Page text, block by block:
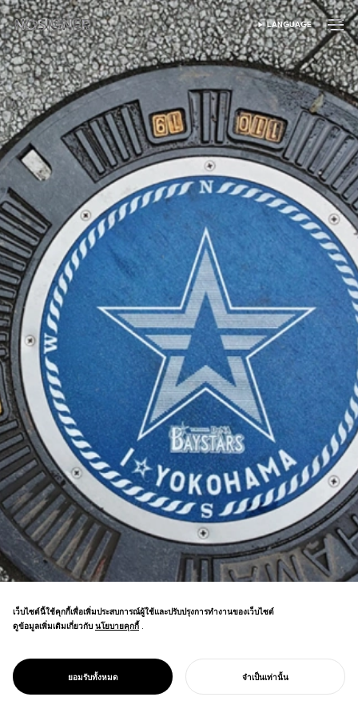
หน้าหลัก เลือกภาษา
LANGUAGE
โยโกฮาม่า ดีเอ็นเอ
เบย์สตาร์ส
Sans"—เพื่อรวมเอกลักษณ์ของทีมเข้ากับ
เอกลักษณ์ของเมือง
เว็บไซต์นี้ใช้คุกกี้เพื่อเพิ่มประสบการณ์ผู้ใช้และปรับปรุงการทำงานของเว็บไซต์
ดูข้อมูลเพิ่มเติมเกี่ยวกับ นโยบายคุกกี้
นโยบายคุกกี้ .
ยอมรับทั้งหมด จำเป็นเท่านั้น